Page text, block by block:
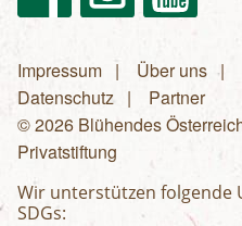
Fußzeilenmenü
Impressum Über uns
Datenschutz
Partner
© 2026 Blühendes
Privatstiftung
Wir unterstützen folgende
SDGs: